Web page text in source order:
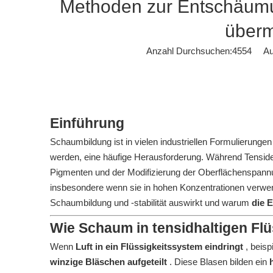
Methoden zur
Anzahl Durchsuchen:4554
Einführung
Schaumbildung ist in vielen industriellen
werden, eine häufige Herausforderung. Während
Pigmenten und der Modifizierung der
insbesondere wenn sie in hohen Konzentrationen
Schaumbildung und -stabilität auswirkt und warum die
Wie Schaum in tensidhaltigen
Wenn Luft in ein Flüssigkeitssystem eindringt ,
winzige Bläschen aufgeteilt . Diese Blasen bilden ein